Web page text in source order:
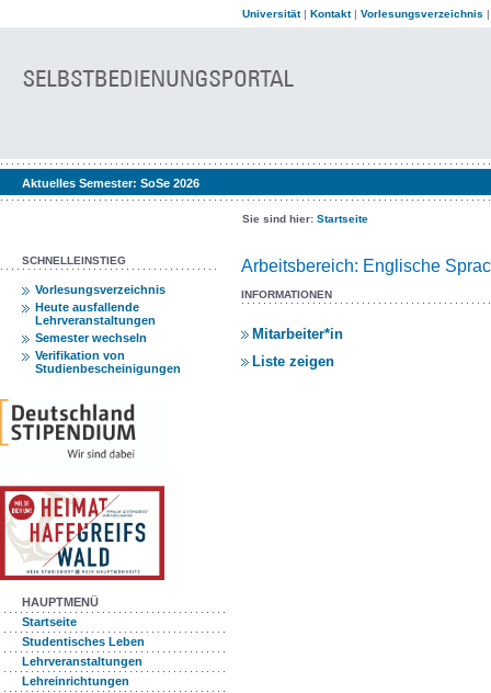
Universität| Kontakt| Vorlesungsverzeichnis
Aktuelles Semester: SoSe 2026
Sie sind hier: Startseite
SCHNELLEINSTIEG
Vorlesungsverzeichnis
Heute ausfallende
Lehrveranstaltungen
Semester wechseln
Verifikation von
Studienbescheinigungen
HAUPTMENÜ
Startseite
Studentisches Leben
Lehrveranstaltungen
Lehreinrichtungen
Arbeitsbereich: Englische
INFORMATIONEN
Mitarbeiter*in
Liste zeigen